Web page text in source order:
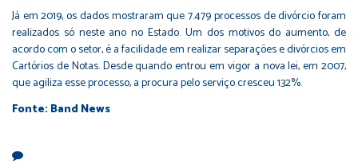
Já em 2019, os dados mostraram que 7.479 processos de divórcio foram
realizados só neste ano no Estado. Um dos motivos do aumento, de
acordo com o setor, é a facilidade em realizar separações e divórcios em
Cartórios de Notas. Desde quando entrou em vigor a nova lei, em 2007,
que agiliza esse processo, a procura pelo serviço cresceu 132%.
Fonte: Band News